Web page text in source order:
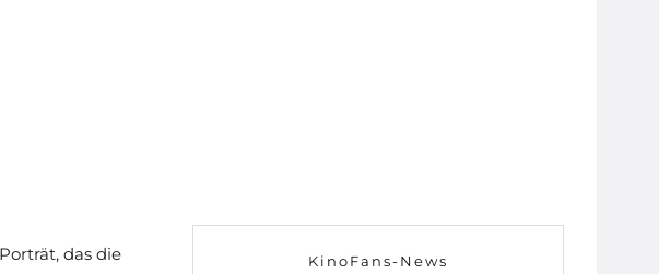
das die
KinoFans-News